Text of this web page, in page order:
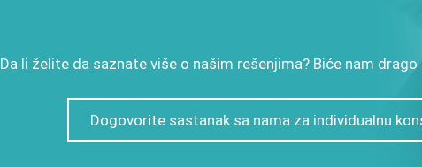
Da li želite da saznate više o našim rešenjima? Biće nam
Dogovorite sastanak sa nama za individualnu